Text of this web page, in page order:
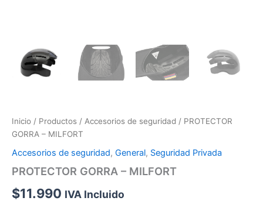
Inicio / Productos / Accesorios de seguridad / PROTECTOR
GORRA – MILFORT
Accesorios de seguridad, General, Seguridad Privada
PROTECTOR GORRA – MILFORT
$11.990 IVA Incluido